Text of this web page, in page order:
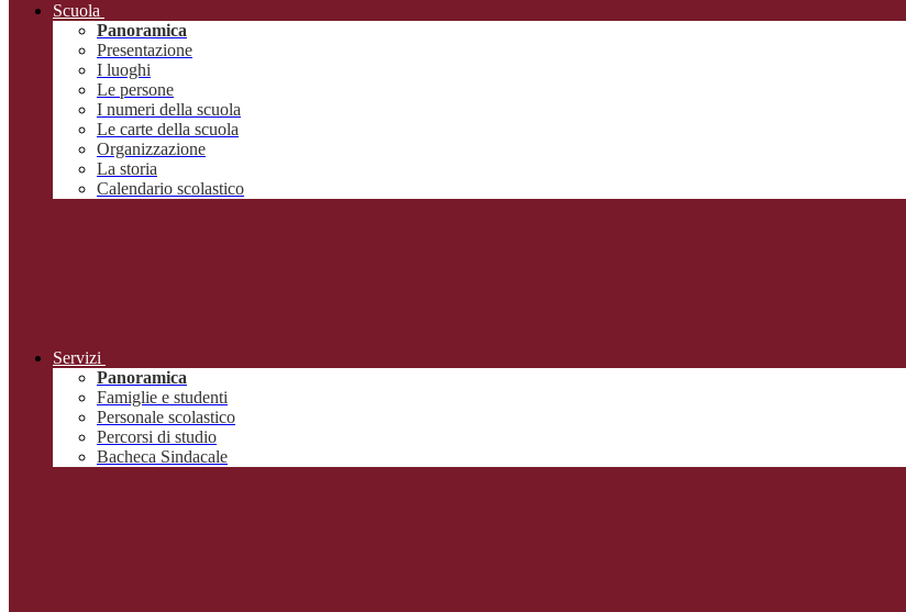
Scuola
Panoramica
Presentazione
I luoghi
Le persone
I numeri della scuola
Le carte della scuola
Organizzazione
La storia
Calendario scolastico
Servizi
Panoramica
Famiglie e studenti
Personale scolastico
Percorsi di studio
Bacheca Sindacale